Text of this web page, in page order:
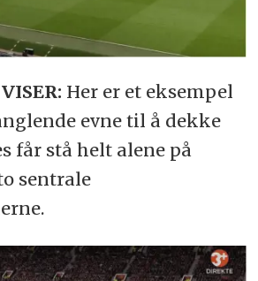
Her er et eksempel
evne til å dekke
får stå helt alene på
sentrale